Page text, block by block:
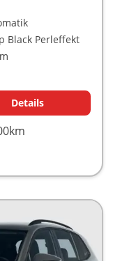
Black Perleffekt
Details